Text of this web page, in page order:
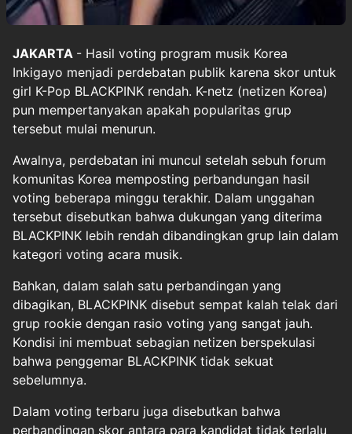
JAKARTA - Hasil voting program musik Korea
Inkigayo menjadi perdebatan publik karena skor untuk
girl K-Pop BLACKPINK rendah. K-netz (netizen Korea)
pun mempertanyakan apakah popularitas grup
tersebut mulai menurun.
Awalnya, perdebatan ini muncul setelah sebuh forum
komunitas Korea memposting perbandungan hasil
voting beberapa minggu terakhir. Dalam unggahan
tersebut disebutkan bahwa dukungan yang diterima
BLACKPINK lebih rendah dibandingkan grup lain dalam
kategori voting acara musik.
Bahkan, dalam salah satu perbandingan yang
dibagikan, BLACKPINK disebut sempat kalah telak dari
grup rookie dengan rasio voting yang sangat jauh.
Kondisi ini membuat sebagian netizen berspekulasi
bahwa penggemar BLACKPINK tidak sekuat
sebelumnya.
Dalam voting terbaru juga disebutkan bahwa
perbandingan skor antara para kandidat tidak terlalu